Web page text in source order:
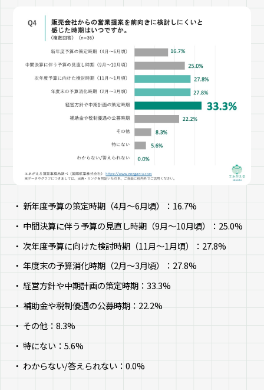
新年度予算の策定時期（4月～6月頃）：16.7%
中間決算に伴う予算の見直し時期（9月～10月頃）：25.0%
次年度予算に向けた検討時期（11月～1月頃）：27.8%
年度末の予算消化時期（2月～3月頃）：27.8%
経営方針や中期計画の策定時期：33.3%
補助金や税制優遇の公募時期：22.2%
その他：8.3%
特にない：5.6%
わからない/答えられない：0.0%